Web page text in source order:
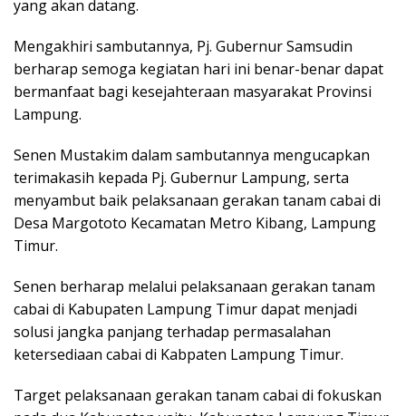
yang akan datang.
Mengakhiri sambutannya, Pj. Gubernur Samsudin
berharap semoga kegiatan hari ini benar-benar dapat
bermanfaat bagi kesejahteraan masyarakat Provinsi
Lampung.
Senen Mustakim dalam sambutannya mengucapkan
terimakasih kepada Pj. Gubernur Lampung, serta
menyambut baik pelaksanaan gerakan tanam cabai di
Desa Margototo Kecamatan Metro Kibang, Lampung
Timur.
Senen berharap melalui pelaksanaan gerakan tanam
cabai di Kabupaten Lampung Timur dapat menjadi
solusi jangka panjang terhadap permasalahan
ketersediaan cabai di Kabpaten Lampung Timur.
Target pelaksanaan gerakan tanam cabai di fokuskan